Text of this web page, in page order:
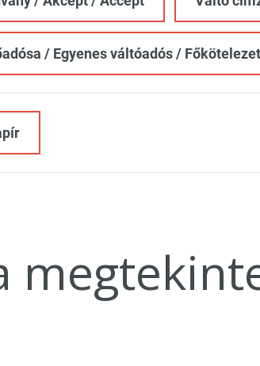
/ Egyenes váltóadós /